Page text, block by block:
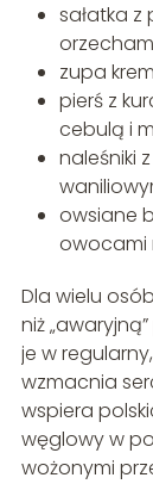
sałatka z
zupa
pierś z
cebulą i
naleśniki
owsiane
owocami
Dla wielu
niż
je w
wzmacnia
wspiera
węglowy w
wożonymi